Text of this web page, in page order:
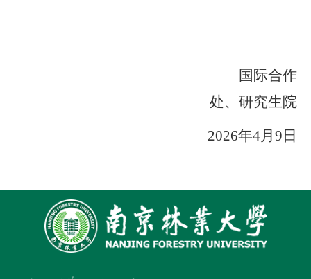
国际合作
处、研究生院
2026年4月 9 日